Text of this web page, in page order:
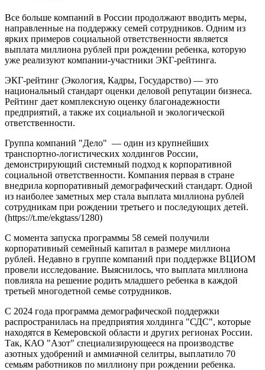
Все больше компаний в России продолжают вводить меры,
направленные на поддержку семей сотрудников. Одним из
ярких примеров социальной ответственности является
выплата миллиона рублей при рождении ребенка, которую
уже реализуют компании-участники ЭКГ-рейтинга.
ЭКГ-рейтинг (Экология, Кадры, Государство) — это
национальный стандарт оценки деловой репутации бизнеса.
Рейтинг дает комплексную оценку благонадежности
предприятий, а также их социальной и экологической
ответственности.
Группа компаний "Дело" — один из крупнейших
транспортно-логистических холдингов России,
демонстрирующий системный подход к корпоративной
социальной ответственности. Компания первая в стране
внедрила корпоративный демографический стандарт. Одной
из наиболее заметных мер стала выплата миллиона рублей
сотрудникам при рождении третьего и последующих детей.
(https://t.me/ekgtass/1280)
С момента запуска программы 58 семей получили
корпоративный семейный капитал в размере миллиона
рублей. Недавно в группе компаний при поддержке ВЦИОМ
провели исследование. Выяснилось, что выплата миллиона
повлияла на решение родить младшего ребенка в каждой
третьей многодетной семье сотрудников.
С 2024 года программа демографической поддержки
распространилась на предприятия холдинга "СДС", которые
находятся в Кемеровской области и других регионах России.
Так, КАО "Азот" специализирующееся на производстве
азотных удобрений и аммиачной селитры, выплатило 70
семьям работников по миллиону при рождении ребенка.